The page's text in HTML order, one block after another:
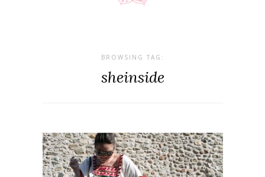
BROWSING TAG:
sheinside